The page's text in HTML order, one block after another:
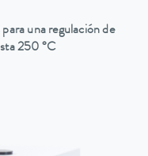
una regulación de
250 °C